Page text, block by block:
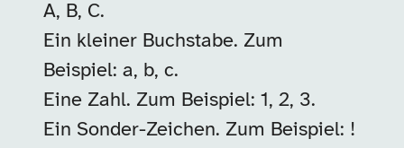
A, B, C.
Ein kleiner Buchstabe. Zum
Beispiel: a, b, c.
Eine Zahl. Zum Beispiel: 1, 2, 3.
Ein Sonder-Zeichen. Zum Beispiel: !